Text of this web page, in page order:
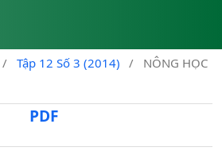
/ Tập 12 Số 3 (2014) / NÔNG HỌC
PDF